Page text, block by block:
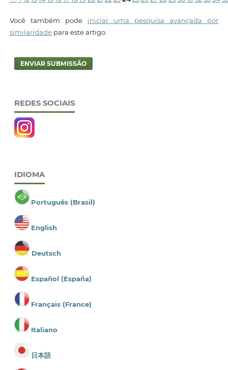
Você também pode iniciar uma pesquisa avançada por
similaridadepara este artigo.
ENVIAR SUBMISSÃO
REDES SOCIAIS
IDIOMA
Português (Brasil)
English
Deutsch
Español (España)
Français (France)
Italiano
日本語